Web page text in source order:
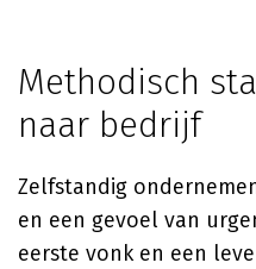
Methodisch
naar bedrijf
Zelfstandig
en een gevoel van
eerste vonk en een